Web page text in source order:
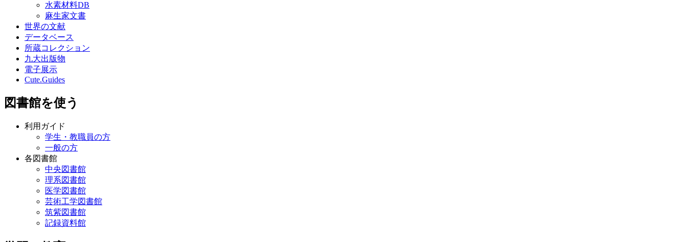
水素材料DB
麻生家文書
世界の文献
データベース
所蔵コレクション
九大出版物
電子展示
Cute.Guides
図書館を使う
利用ガイド
学生・教職員の方
一般の方
各図書館
中央図書館
理系図書館
医学図書館
芸術工学図書館
筑紫図書館
記録資料館